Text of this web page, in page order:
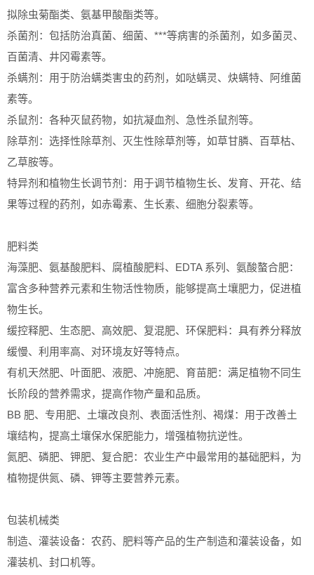
拟除虫菊酯类、氨基甲酸酯类等。
杀菌剂：包括防治真菌、细菌、***等病害的杀菌剂，如多菌灵、
百菌清、井冈霉素等。
杀螨剂：用于防治螨类害虫的药剂，如哒螨灵、炔螨特、阿维菌
素等。
杀鼠剂：各种灭鼠药物，如抗凝血剂、急性杀鼠剂等。
除草剂：选择性除草剂、灭生性除草剂等，如草甘膦、百草枯、
乙草胺等。
特异剂和植物生长调节剂：用于调节植物生长、发育、开花、结
果等过程的药剂，如赤霉素、生长素、细胞分裂素等。
肥料类
海藻肥、氨基酸肥料、腐植酸肥料、EDTA 系列、氨酸螯合肥：
富含多种营养元素和生物活性物质，能够提高土壤肥力，促进植
物生长。
缓控释肥、生态肥、高效肥、复混肥、环保肥料：具有养分释放
缓慢、利用率高、对环境友好等特点。
有机天然肥、叶面肥、液肥、冲施肥、育苗肥：满足植物不同生
长阶段的营养需求，提高作物产量和品质。
BB 肥、专用肥、土壤改良剂、表面活性剂、褐煤：用于改善土
壤结构，提高土壤保水保肥能力，增强植物抗逆性。
氮肥、磷肥、钾肥、复合肥：农业生产中最常用的基础肥料，为
植物提供氮、磷、钾等主要营养元素。
包装机械类
制造、灌装设备：农药、肥料等产品的生产制造和灌装设备，如
灌装机、封口机等。